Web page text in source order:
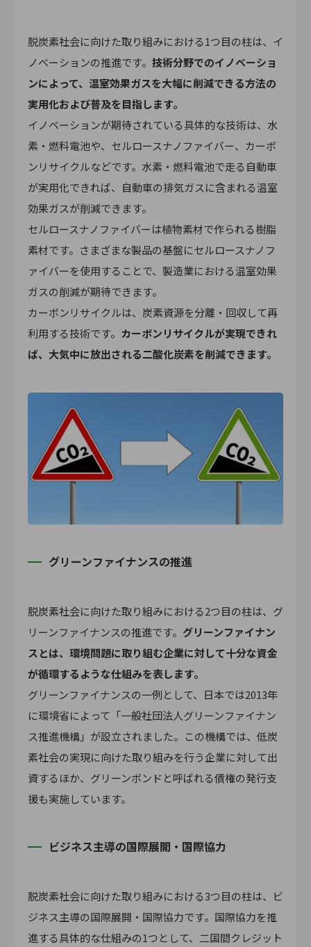
脱炭素社会に向けた取り組みにおける1つ目の柱は、イ
ノベーションの推進です。 技術分野でのイノベーショ
ンによって、温室効果ガスを大幅に削減できる方法の
実用化および普及を目指します。
イノベーションが期待されている具体的な技術は、水
素・燃料電池や、セルロースナノファイバー、カーボ
ンリサイクルなどです。水素・燃料電池で走る自動車
が実用化できれば、自動車の排気ガスに含まれる温室
効果ガスが削減できます。
セルロースナノファイバーは植物素材で作られる樹脂
素材です。さまざまな製品の基盤にセルロースナノフ
ァイバーを使用することで、製造業における温室効果
ガスの削減が期待できます。
カーボンリサイクルは、炭素資源を分離・回収して再
利用する技術です。 カーボンリサイクルが実現できれ
ば、大気中に放出される二酸化炭素を削減できます。
グリーンファイナンスの推進
脱炭素社会に向けた取り組みにおける2つ目の柱は、グ
リーンファイナンスの推進です。 グリーンファイナン
スとは、環境問題に取り組む企業に対して十分な資金
が循環するような仕組みを表します。
グリーンファイナンスの一例として、日本では2013年
に環境省によって「一般社団法人グリーンファイナン
ス推進機構」が設立されました。この機構では、低炭
素社会の実現に向けた取り組みを行う企業に対して出
資するほか、グリーンボンドと呼ばれる債権の発行支
援も実施しています。
ビジネス主導の国際展開・国際協力
脱炭素社会に向けた取り組みにおける3つ目の柱は、ビ
ジネス主導の国際展開・国際協力です。国際協力を推
進する具体的な仕組みの1つとして、二国間クレジット